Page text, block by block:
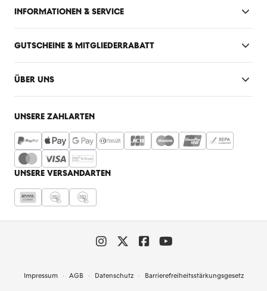
INFORMATIONEN & SERVICE
GUTSCHEINE & MITGLIEDERRABATT
ÜBER UNS
UNSERE ZAHLARTEN
UNSERE VERSANDARTEN
Impressum AGB Datenschutz Barrierefreiheitsstärkungsgesetz